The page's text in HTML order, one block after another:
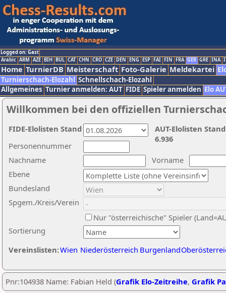
Logged on: Gast
Arabic ARM AZE BIH BUL CAT CHN CRO CZE DEN ENG ESP FAI FIN FRA GER GRE INA
Home TurnierDB Meisterschaft Foto-Galerie Meldekartei
Turnierschach-Elozahl Schnellschach-Elozahl
Allgemeines Turnier anmelden: AUT FIDE Spieler anmelden Elo
Willkommen bei den offiziellen
Nachname
Vorname
Ebene
Sortierung
Personennummer
Bundesland
Spgem./Kreis/Verein
Nur "österreichische" Spieler
Vereinslisten:Wien Niederösterreich Burgenland
AUT-Elolisten
6.936
FIDE-Elolisten Stand
Pnr:104938 Name: Fabian Held (Grafik Elo-Zeitreihe, Grafik